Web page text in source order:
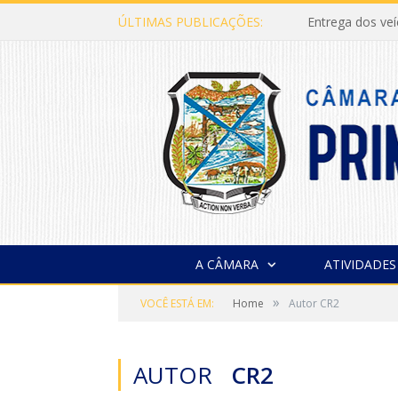
ÚLTIMAS PUBLICAÇÕES: Entrega dos
A CÂMARA
VOCÊ ESTÁ EM: Home » Autor CR2
AUTOR CR2